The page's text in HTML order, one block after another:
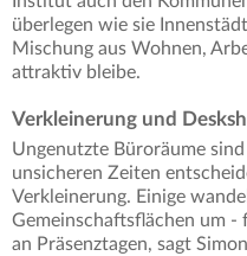
überlegen wie sie
Mischung aus Wohnen,
attraktiv bleibe.
Verkleinerung und
Ungenutzte Büroräume
unsicheren Zeiten
Verkleinerung. Einige
Gemeinschaftsflächen um
an Präsenztagen, sagt